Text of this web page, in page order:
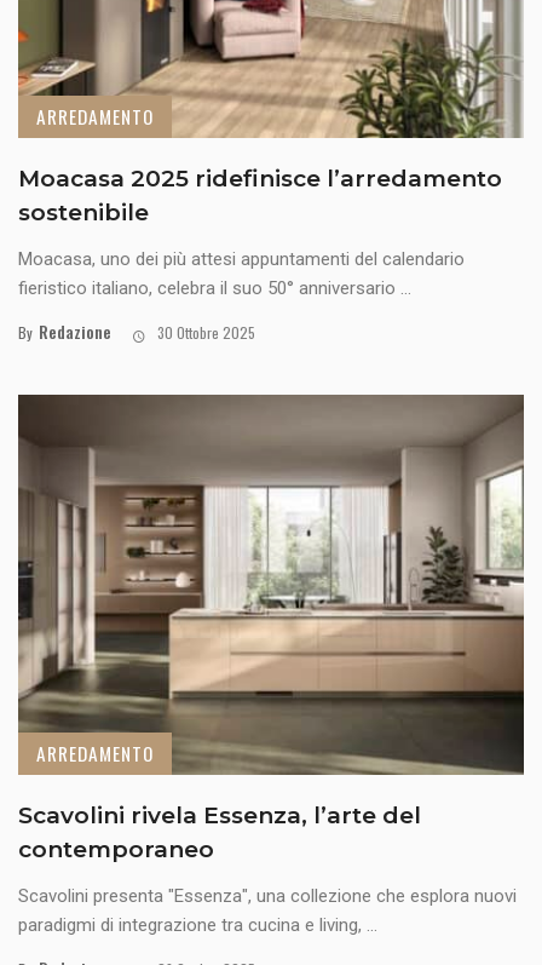
ARREDAMENTO
Moacasa 2025 ridefinisce l’arredamento
sostenibile
Moacasa, uno dei più attesi appuntamenti del calendario
fieristico italiano, celebra il suo 50° anniversario ...
By Redazione 30 Ottobre 2025
ARREDAMENTO
Scavolini rivela Essenza, l’arte del
contemporaneo
Scavolini presenta "Essenza", una collezione che esplora nuovi
paradigmi di integrazione tra cucina e living, ...